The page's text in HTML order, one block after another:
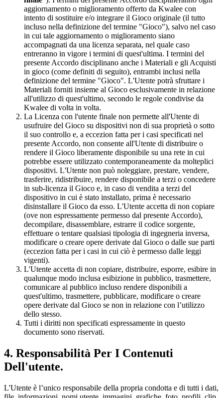
aggiornamento o miglioramento offerto da Kwalee con
intento di sostituire e/o integrare il Gioco originale (il tutto
incluso nella definizione del termine "Gioco"), salvo nel caso
in cui tale aggiornamento o miglioramento siano
accompagnati da una licenza separata, nel quale caso
entreranno in vigore i termini di quest'ultima. I termini del
presente Accordo disciplinano anche i Materiali e gli Acquisti
in gioco (come definiti di seguito), entrambi inclusi nella
definizione del termine "Gioco". L'Utente potrà sfruttare i
Materiali forniti insieme al Gioco esclusivamente in relazione
all'utilizzo di quest'ultimo, secondo le regole condivise da
Kwalee di volta in volta.
La Licenza con l'utente finale non permette all'Utente di
usufruire del Gioco su dispositivi non di sua proprietà o sotto
il suo controllo e, a eccezion fatta per i casi specificati nel
presente Accordo, non consente all'Utente di distribuire o
rendere il Gioco liberamente disponibile su una rete in cui
potrebbe essere utilizzato contemporaneamente da molteplici
dispositivi. L'Utente non può noleggiare, prestare, vendere,
trasferire, ridistribuire, rendere disponibile a terzi o concedere
in sub-licenza il Gioco e, in caso di vendita a terzi del
dispositivo in cui è stato installato, prima è necessario
disinstallare il Gioco da esso. L'Utente accetta di non copiare
(ove non espressamente permesso dal presente Accordo),
decompilare, disassemblare, estrarre il codice sorgente,
effettuare o tentare qualsiasi tipologia di ingegneria inversa,
modificare o creare opere derivate dal Gioco o dalle sue parti
(eccezion fatta per i casi in cui ciò è permesso dalle leggi
vigenti).
L'Utente accetta di non copiare, distribuire, esporre, esibire in
qualunque modo inclusa esibizione in pubblico, trasmettere,
comunicare al pubblico incluso rendere disponibili a
quest'ultimo, trasmettere, pubblicare, modificare o creare
opere derivate dal Gioco se non in relazione con l’utilizzo
dello stesso.
Tutti i diritti non specificati espressamente in questo
documento sono riservati.
4. Responsabilità Per I Contenuti
Dell'utente.
L'Utente è l’unico responsabile della propria condotta e di tutti i dati,